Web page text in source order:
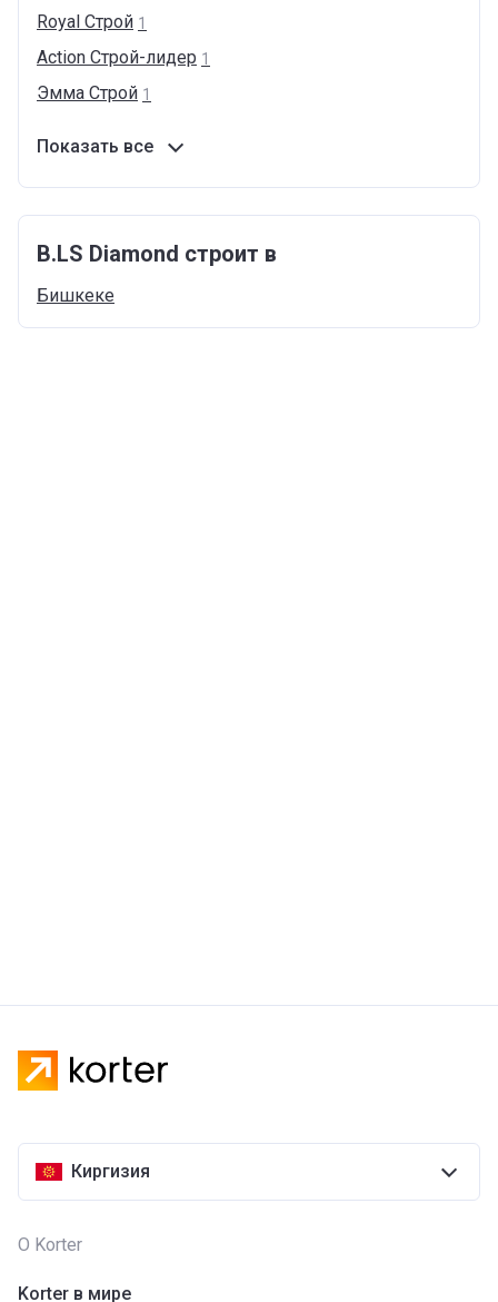
Royal Cтрой 1
Action Cтрой-лидер 1
Эмма Строй 1
Показать все
B.LS Diamond строит в
Бишкеке
Киргизия
О Korter
Korter в мире